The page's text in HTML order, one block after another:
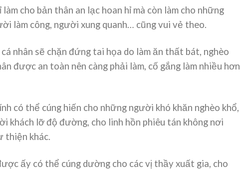
cho bản thân an lạc hoan hỉ mà còn làm cho những
làm công, người xung quanh… cũng vui vẻ theo.
nhân sẽ chặn đứng tai họa do làm ăn thất bát, nghèo
được an toàn nên càng phải làm, cố gắng làm nhiều hơn
có thể cúng hiến cho những người khó khăn nghèo khổ,
khách lỡ độ đường, cho linh hồn phiêu tán không nơi
thiện khác.
ấy có thể cúng dường cho các vị thầy xuất gia, cho